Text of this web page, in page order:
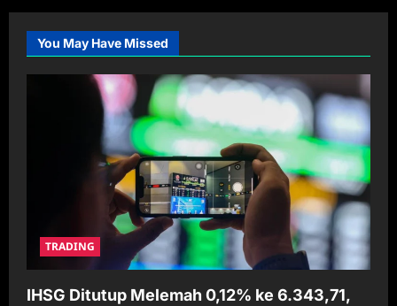
You May Have Missed
TRADING
IHSG Ditutup Melemah 0,12% ke 6.343,71,